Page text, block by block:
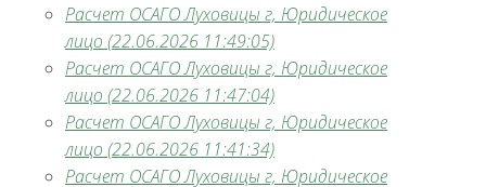
Расчет ОСАГО Луховицы г, Юридическое
лицо (22.06.2026 11:49:05)
Расчет ОСАГО Луховицы г, Юридическое
лицо (22.06.2026 11:47:04)
Расчет ОСАГО Луховицы г, Юридическое
лицо (22.06.2026 11:41:34)
Расчет ОСАГО Луховицы г, Юридическое